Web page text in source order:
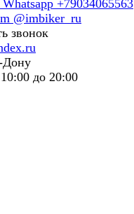
+79034065563
@imbiker_ru
звонок
Дону
до 20:00